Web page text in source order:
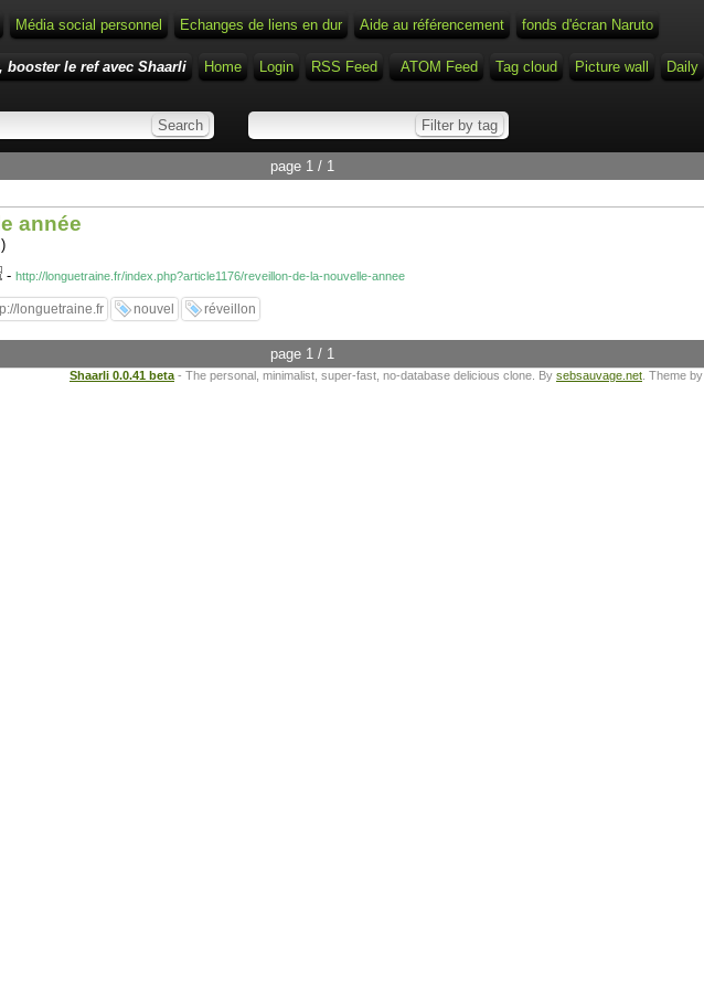
Média social personnel Echanges de liens en dur Aide au référencement
fonds d'écran Naruto
booster le ref avec Shaarli Home Login RSS Feed ATOM Feed Tag cloud Picture wall Daily
page 1 / 1
année
- http://longuetraine.fr/index.php?article1176/reveillon-de-la-nouvelle-annee
longuetraine.fr nouvel réveillon
page 1 / 1
Shaarli 0.0.41 beta - The personal, minimalist, super-fast, no-database delicious clone. By sebsauvage.net . Theme by